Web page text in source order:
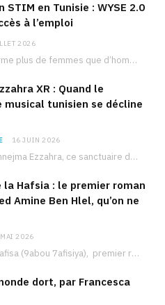
STIM en Tunisie : WYSE 2.0
à l’emploi
2026
La Tunisie forme plus de femmes que d’hommes dans les filières scientifiques. Pourtant, pour beaucoup…
XR : Quand le
musical tunisien se décline
16 JUIN 2026
Le palais d’Ennejma Ezzahra, ce sanctuaire de la musique tunisienne et méditerranéenne construit par le…
la Hafsia : le premier roman
Amine Ben Hlel, qu’on ne
2026
Le cave de Hafisa (9abou 7afisiya), premier roman du journaliste tunisien Mohamed Amine Ben Hlel,…
dort, par Francesca